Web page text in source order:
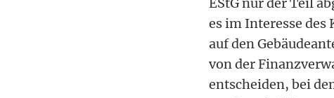
EStG nur der Teil
es im Interesse
auf den
von der
entscheiden, bei